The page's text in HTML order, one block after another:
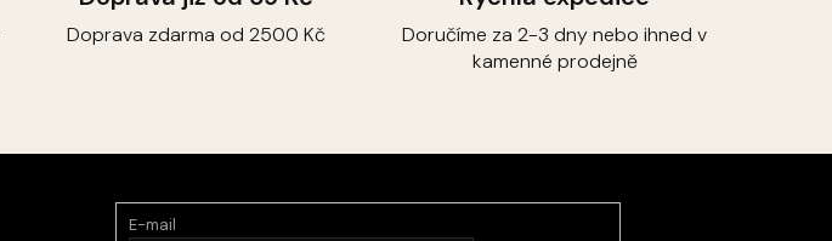
s
Doprava zdarma od 2500 Kč
Doručíme za 2-3 dny nebo ihned v
kamenné prodejně
E-mail